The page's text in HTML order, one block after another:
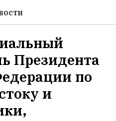
Президента
по
и